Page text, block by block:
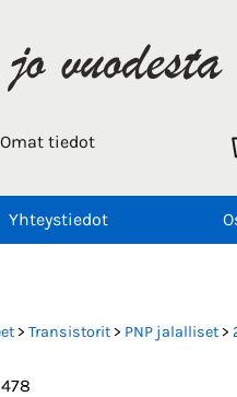
Omat tiedot
Yhteystiedot
> Transistorit> PNP jalalliset>